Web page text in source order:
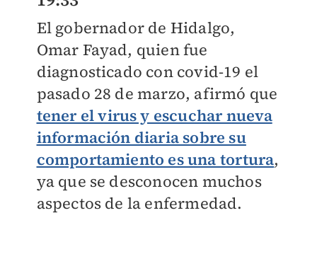
El gobernador de Hidalgo,
Omar Fayad, quien fue
diagnosticado con covid-19 el
pasado 28 de marzo, afirmó que
tener el virus y escuchar nueva
información diaria sobre su
comportamiento es una tortura,
ya que se desconocen muchos
aspectos de la enfermedad.